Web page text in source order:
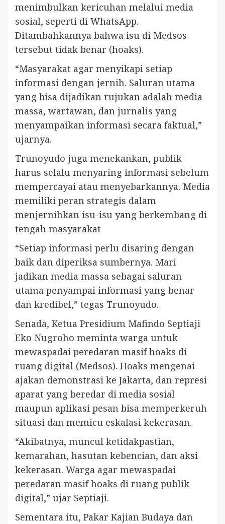
menimbulkan kericuhan melalui media
sosial, seperti di WhatsApp.
Ditambahkannya bahwa isu di Medsos
tersebut tidak benar (hoaks).
“Masyarakat agar menyikapi setiap
informasi dengan jernih. Saluran utama
yang bisa dijadikan rujukan adalah media
massa, wartawan, dan jurnalis yang
menyampaikan informasi secara faktual,”
ujarnya.
Trunoyudo juga menekankan, publik
harus selalu menyaring informasi sebelum
mempercayai atau menyebarkannya. Media
memiliki peran strategis dalam
menjernihkan isu-isu yang berkembang di
tengah masyarakat
“Setiap informasi perlu disaring dengan
baik dan diperiksa sumbernya. Mari
jadikan media massa sebagai saluran
utama penyampai informasi yang benar
dan kredibel,” tegas Trunoyudo.
Senada, Ketua Presidium Mafindo Septiaji
Eko Nugroho meminta warga untuk
mewaspadai peredaran masif hoaks di
ruang digital (Medsos). Hoaks mengenai
ajakan demonstrasi ke Jakarta, dan represi
aparat yang beredar di media sosial
maupun aplikasi pesan bisa memperkeruh
situasi dan memicu eskalasi kekerasan.
“Akibatnya, muncul ketidakpastian,
kemarahan, hasutan kebencian, dan aksi
kekerasan. Warga agar mewaspadai
peredaran masif hoaks di ruang publik
digital,” ujar Septiaji.
Sementara itu, Pakar Kajian Budaya dan